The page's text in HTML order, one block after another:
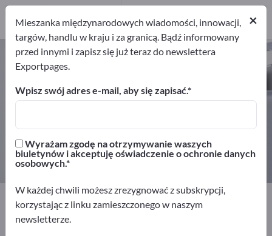
Ochrony radiologiczne – znajdź
producentów i dostawców
Dystrybutorów
1
Dystrybutorów
1
Exportpages
Bezpieczeństwo i ochrona
Ochrony radiologiczne
×
Mieszanka międzynarodowych wiadomości, innowacji,
targów, handlu w kraju i za granicą. Bądź informowany
przed innymi i zapisz się już teraz do newslettera
Exportpages.
Wpisz swój adres e-mail, aby się zapisać.
Wyrażam zgodę na otrzymywanie waszych
biuletynów i akceptuję oświadczenie o ochronie danych
osobowych.
W każdej chwili możesz zrezygnować z subskrypcji,
korzystając z linku zamieszczonego w naszym
newsletterze.